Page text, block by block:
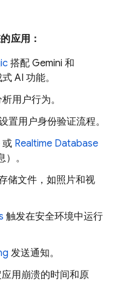
应用：
搭配 Gemini 和
AI 功能。
用户行为。
置用户身份验证流程。
或 Realtime Database
。
储文件，如照片和视
触发在安全环境中运行
发送通知。
用崩溃的时间和原